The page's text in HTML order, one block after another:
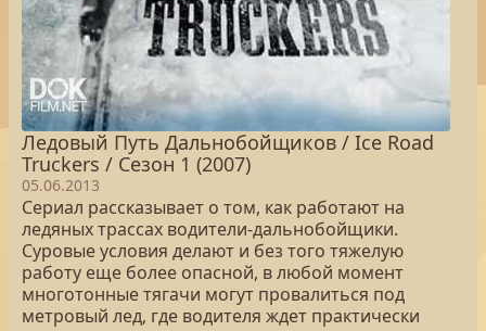
Ледовый Путь Дальнобойщиков / Ice Road
Truckers / Сезон 1 (2007)
05.06.2013
Сериал рассказывает о том, как работают на
ледяных трассах водители-дальнобойщики.
Суровые условия делают и без того тяжелую
работу еще более опасной, в любой момент
многотонные тягачи могут провалиться под
метровый лед, где водителя ждет практически